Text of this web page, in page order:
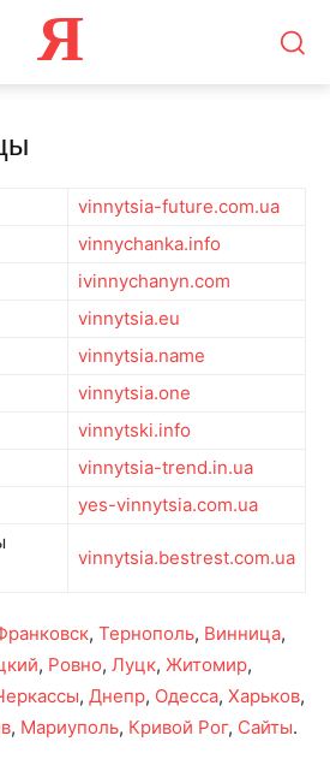
Я
vinnytsia-future.com.ua
vinnychanka.info
ivinnychanyn.com
vinnytsia.eu
vinnytsia.name
vinnytsia.one
vinnytski.info
vinnytsia-trend.in.ua
yes-vinnytsia.com.ua
vinnytsia.bestrest.com.ua
, Тернополь, Винница,
, Ровно, Луцк, Житомир,
, Днепр, Одесса, Харьков,
, Мариуполь, Кривой Рог, Сайты.